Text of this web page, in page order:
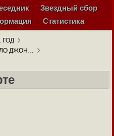
Звездный сбор
Статистика
ГОД
ДЖОН…